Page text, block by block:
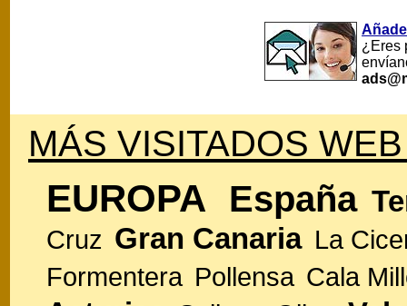
¿Eres
MÁS VISITADOS
EUROPA España
Cruz Gran Canaria La
Formentera Pollensa Cala